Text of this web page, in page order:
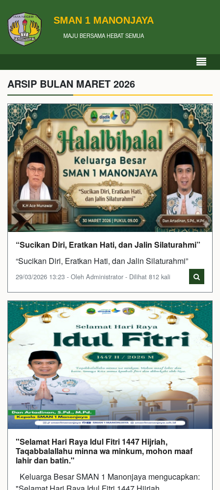
SMAN 1 MANONJAYA
MAJU BERSAMA HEBAT SEMUA
ARSIP BULAN MARET 2026
“Sucikan Diri, Eratkan Hati, dan Jalin Silaturahmi”
“Sucikan Diri, Eratkan Hati, dan Jalin Silaturahmi”
29/03/2026 13:23 - Oleh Administrator - Dilihat 812 kali
"Selamat Hari Raya Idul Fitri 1447 Hijriah,
Taqabbalallahu minna wa minkum, mohon maaf
lahir dan batin."
Keluarga Besar SMAN 1 Manonjaya mengucapkan: